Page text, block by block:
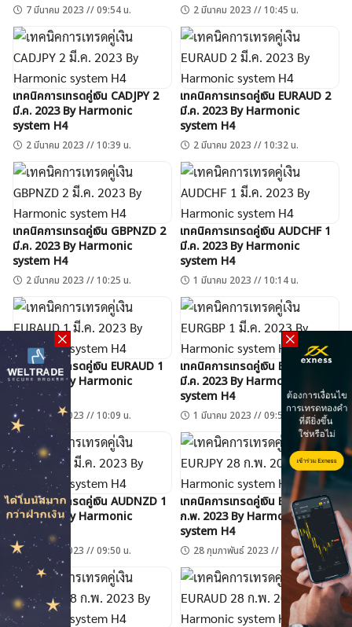
ค้นหา
สำหรับ:
7 มีนาคม 2023 // 09:54 น. 2 มีนาคม 2023 // 10:45 น.
เทคนิคการเทรดคู่เงิน CADJPY 2
มี.ค. 2023 By Harmonic
system H4
2 มีนาคม 2023 // 10:39 น.
เทคนิคการเทรดคู่เงิน EURAUD 2
มี.ค. 2023 By Harmonic
system H4
2 มีนาคม 2023 // 10:32 น.
เทคนิคการเทรดคู่เงิน GBPNZD 2
มี.ค. 2023 By Harmonic
system H4
2 มีนาคม 2023 // 10:25 น.
เทคนิคการเทรดคู่เงิน AUDCHF 1
มี.ค. 2023 By Harmonic
system H4
1 มีนาคม 2023 // 10:14 น.
เทคนิคการเทรดคู่เงิน EURAUD 1
มี.ค. 2023 By Harmonic
system H4
1 มีนาคม 2023 // 10:09 น.
เทคนิคการเทรดคู่เงิน EURGBP 1
มี.ค. 2023 By Harmonic
system H4
1 มีนาคม 2023 // 09:58 น.
เทคนิคการเทรดคู่เงิน AUDNZD 1
มี.ค. 2023 By Harmonic
system H4
1 มีนาคม 2023 // 09:50 น.
เทคนิคการเทรดคู่เงิน EURJPY 28
ก.พ. 2023 By Harmonic
system H4
28 กุมภาพันธ์ 2023 // 09:59 น.